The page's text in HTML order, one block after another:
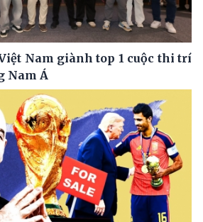
Nam giành top 1 cuộc thi trí
Nam Á